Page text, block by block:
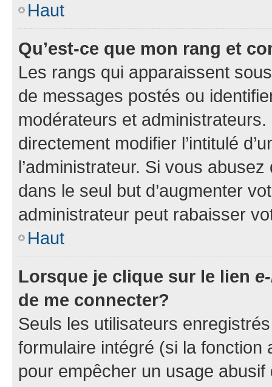
Haut
Qu’est-ce que mon rang et
Les rangs qui apparaissent
de messages postés ou
modérateurs et
directement modifier l’intitulé
l’administrateur. Si vous
dans le seul but d’augmenter
administrateur peut rabaisser
Haut
Lorsque je clique sur le lien
de me connecter?
Seuls les utilisateurs
formulaire intégré (si la fonction
pour empêcher un usage